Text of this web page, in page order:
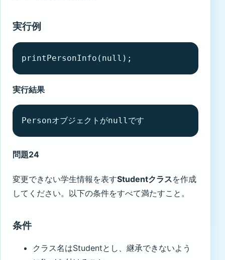
実行例
実行結果
Personオブジェクトがnullです
問題24
変更できない学生情報を表すStudentクラスを作成
してください。以下の条件をすべて満たすこと。
条件
クラス名はStudentとし、継承できないよう